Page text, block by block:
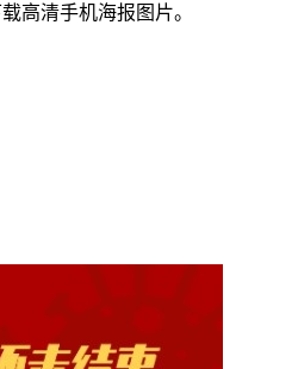
高清手机海报图片。